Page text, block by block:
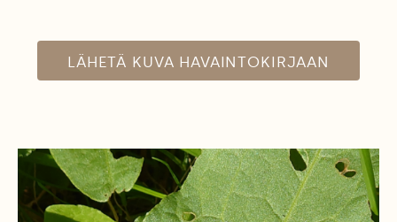
LÄHETÄ KUVA HAVAINTOKIRJAAN